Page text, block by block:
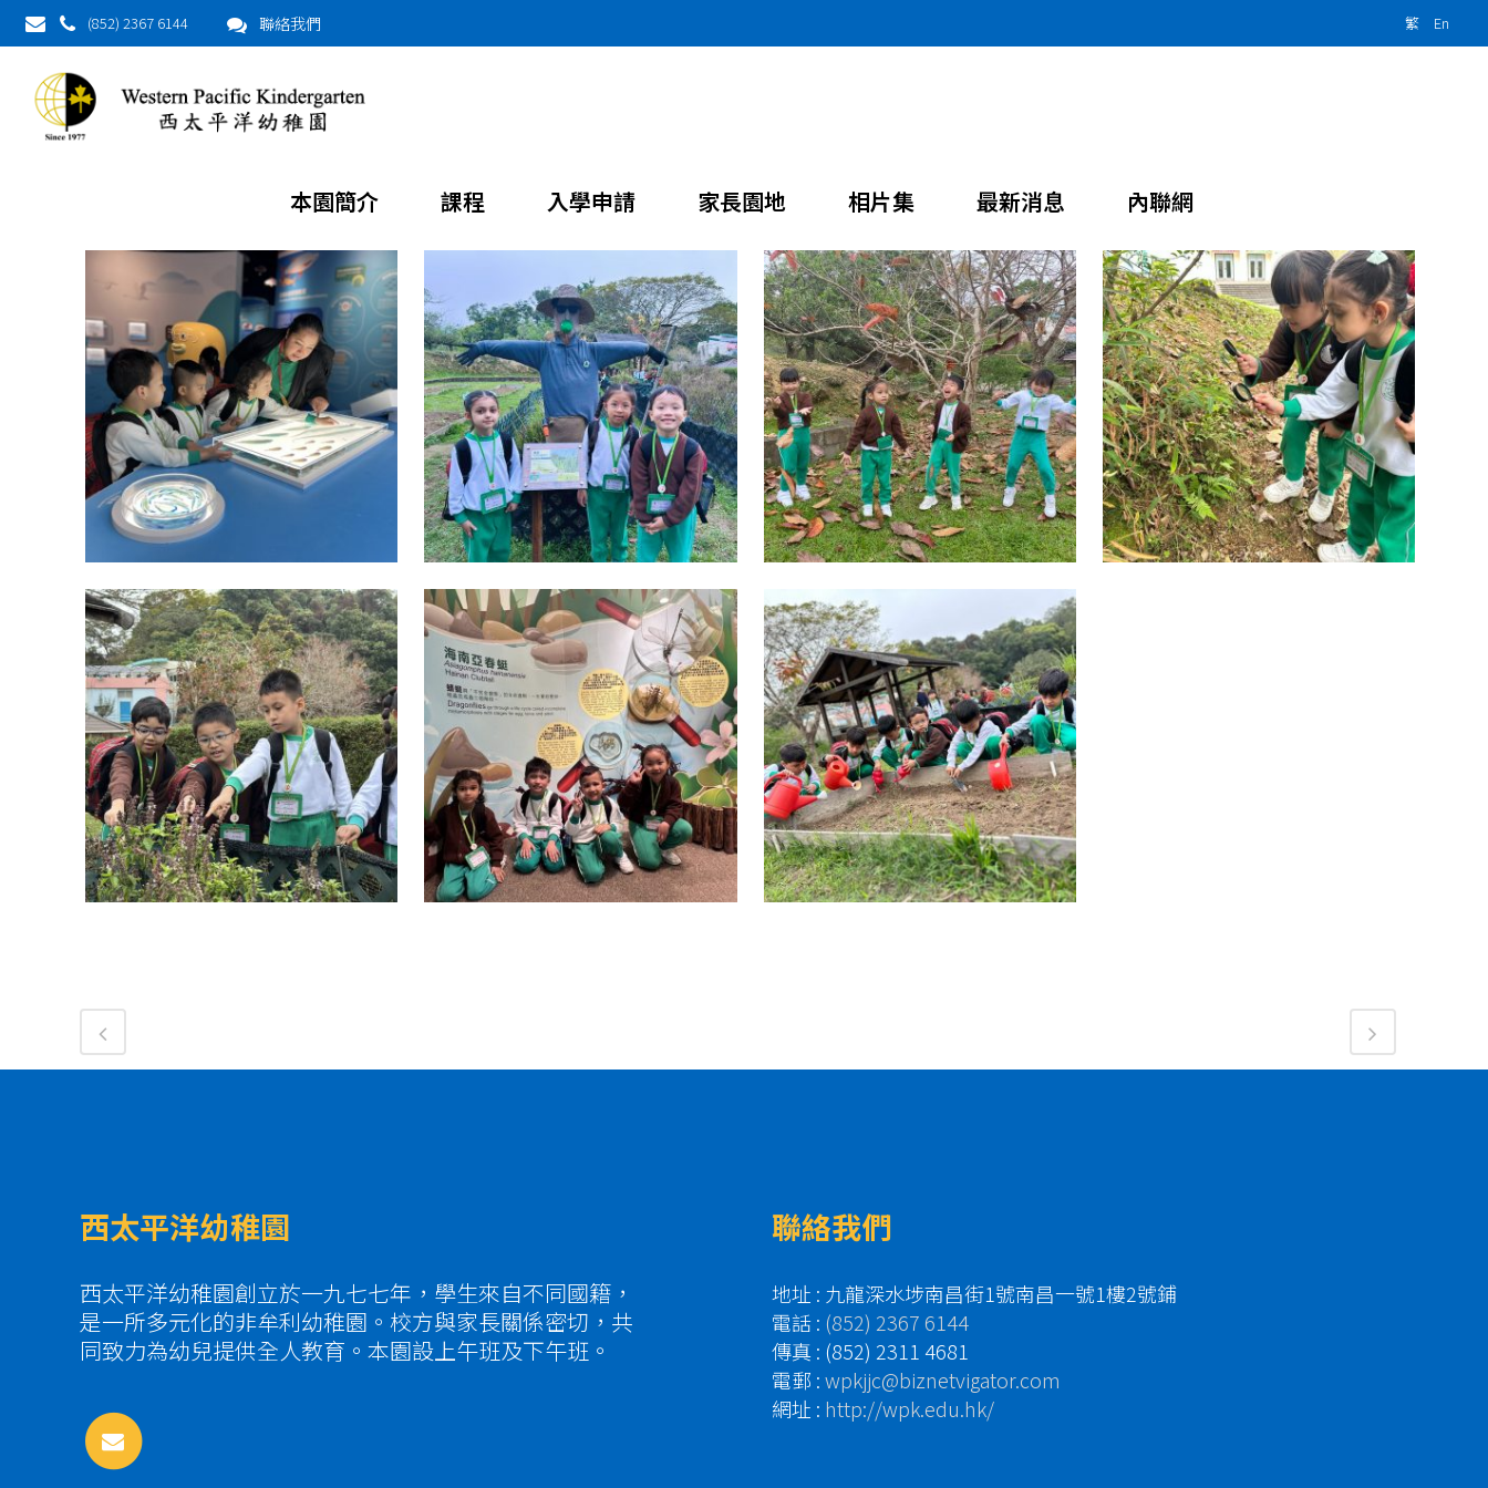
(852) 2367 6144 聯絡我們 繁 En
本園簡介 課程 入學申請 家長園地 相片集 最新消息 內聯網
西太平洋幼稚園
西太平洋幼稚園創立於一九七七年，學生來自不同國籍，
是一所多元化的非牟利幼稚園。校方與家長關係密切，共
同致力為幼兒提供全人教育。本園設上午班及下午班。
聯絡我們
地址 : 九龍深水埗南昌街1號南昌一號1樓2號鋪
電話 : (852) 2367 6144
傳真 : (852) 2311 4681
電郵 :wpkjjc@biznetvigator.com
網址 : http://wpk.edu.hk/